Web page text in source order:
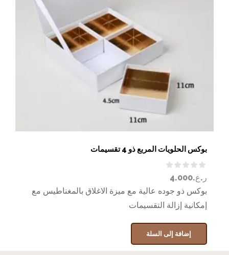
بوكس الحلويات المربع ذو 4 تقسيمات
ر.ع.4.000
بوكس ذو جوده عالية مع ميزة الاغلاق بالمغناطيس مع
إمكانية إزالة التقسيمات
إضافة إلى السلة